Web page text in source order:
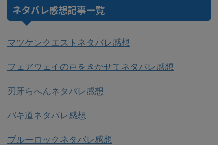
ネタバレ感想記事一覧
マツケンクエストネタバレ感想
フェアウェイの声をきかせてネタバレ感想
刃牙らへんネタバレ感想
バキ道ネタバレ感想
ブルーロックネタバレ感想